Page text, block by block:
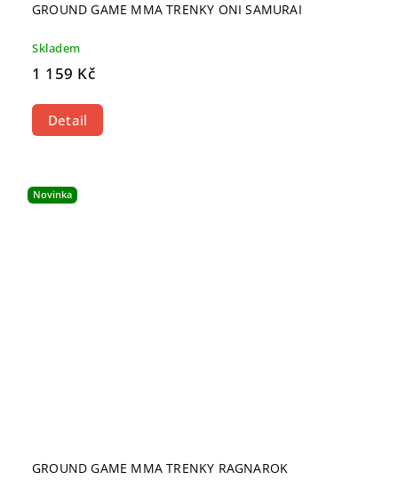
GROUND GAME MMA TRENKY ONI SAMURAI
Skladem
1 159 Kč
Detail
Novinka
GROUND GAME MMA TRENKY RAGNAROK